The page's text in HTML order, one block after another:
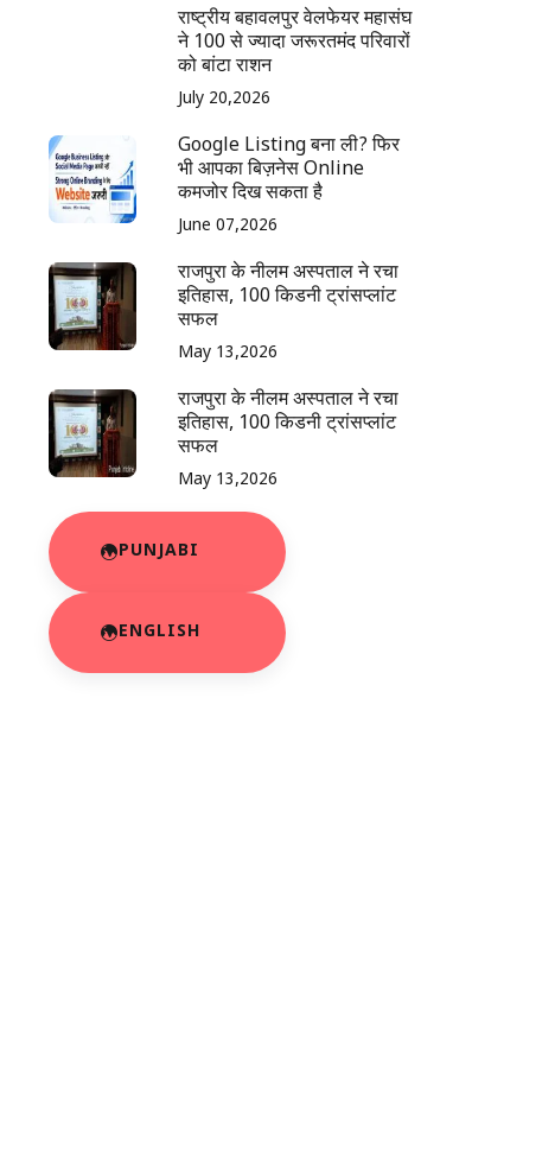
राष्ट्रीय बहावलपुर वेलफेयर महासंघ
ने 100 से ज्यादा जरूरतमंद परिवारों
को बांटा राशन
July 20,2026
Google Listing बना ली? फिर
भी आपका बिज़नेस Online
कमजोर दिख सकता है
June 07,2026
राजपुरा के नीलम अस्पताल ने रचा
इतिहास, 100 किडनी ट्रांसप्लांट
सफल
May 13,2026
राजपुरा के नीलम अस्पताल ने रचा
इतिहास, 100 किडनी ट्रांसप्लांट
सफल
May 13,2026
PUNJABI
ENGLISH